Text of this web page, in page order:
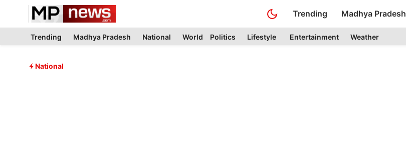
content
Trending Madhya Pradesh
Trending Madhya Pradesh National World Politics Lifestyle Entertainment Weather
National